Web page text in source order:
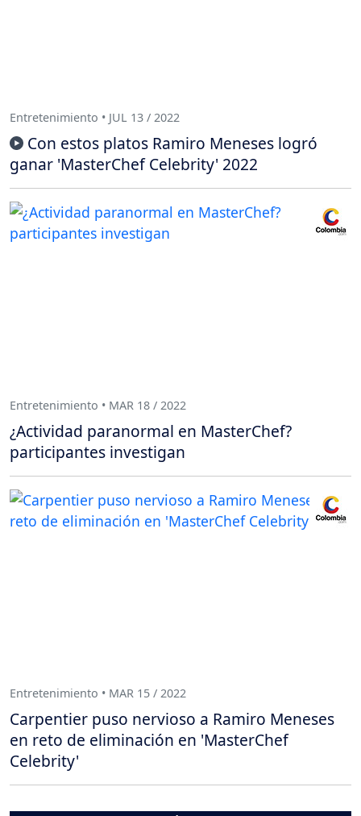
Entretenimiento • JUL 13 / 2022
Con estos platos Ramiro Meneses logró
ganar 'MasterChef Celebrity' 2022
Entretenimiento • MAR 18 / 2022
¿Actividad paranormal en MasterChef?
participantes investigan
Entretenimiento • MAR 15 / 2022
Carpentier puso nervioso a Ramiro Meneses
en reto de eliminación en 'MasterChef
Celebrity'